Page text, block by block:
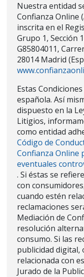
Nuestra entidad
Confianza Online
inscrita en el
Grupo 1, Sección
G85804011,
28014 Madrid
Estas
española. Así
dispuesto en la
Litigios,
como entidad
Código de
Confianza Online
eventuales
. Si éstas se
con
cuando estén
reclamaciones
Mediación de
resolución
consumo. Si las
publicidad digital,
relacionada con
Jurado de la